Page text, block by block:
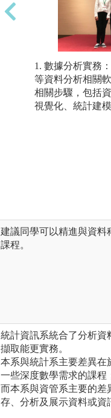
程式實作：本系的許多
多的數據分析，因此，
辦法完成，因此，程式
重要的角色，本系必修
實作，強化同學程式寫
1. 數據分析實務
等資料分析相關
相關步驟，包括
視覺化、統計建
建議同學可以精進與資料
課程。
統計資訊系統合了分析資
擷取能更實務。
本系與統計系主要差異在
一些深度數學需求的課程
而本系與資管系主要的差
存、分析及展示資料或資